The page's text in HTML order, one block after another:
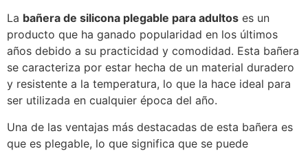
La bañera de silicona plegable para adultos es un
producto que ha ganado popularidad en los últimos
años debido a su practicidad y comodidad. Esta bañera
se caracteriza por estar hecha de un material duradero
y resistente a la temperatura, lo que la hace ideal para
ser utilizada en cualquier época del año.
Una de las ventajas más destacadas de esta bañera es
que es plegable, lo que significa que se puede